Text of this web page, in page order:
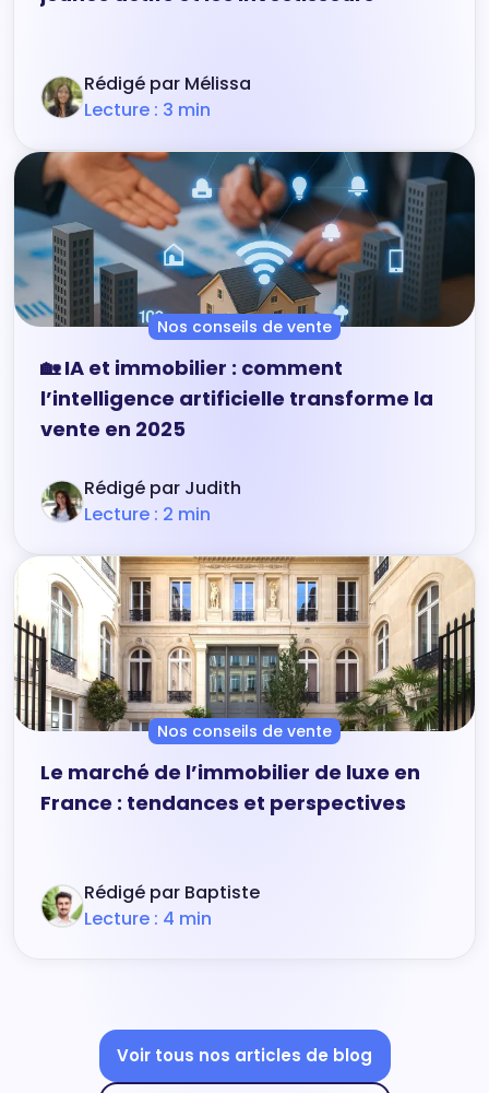
Rédigé par Mélissa
Lecture : 3 min
Nos conseils de vente
🏡 IA et immobilier : comment
l’intelligence artificielle transforme la
vente en 2025
Rédigé par Judith
Lecture : 2 min
Nos conseils de vente
Le marché de l’immobilier de luxe en
France : tendances et perspectives
Rédigé par Baptiste
Lecture : 4 min
Voir tous nos articles de blog